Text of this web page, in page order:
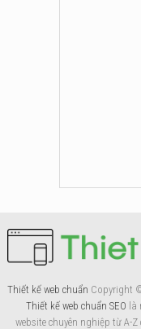
Thiết kế web chuẩn Copyright
Thiết kế web chuẩn SEO là
website chuyên nghiệp từ A-